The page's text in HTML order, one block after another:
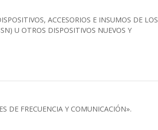
ACCESORIOS E INSUMOS DE LOS
U OTROS DISPOSITIVOS NUEVOS Y
DE FRECUENCIA Y COMUNICACIÓN».